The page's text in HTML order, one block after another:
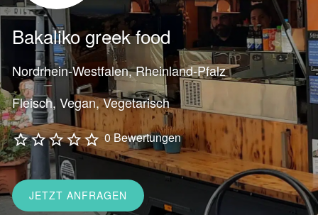
Bakaliko greek food
Nordrhein-Westfalen, Rheinland-Pfalz
Fleisch Vegan Vegetarisch
0 Bewertungen
JETZT ANFRAGEN